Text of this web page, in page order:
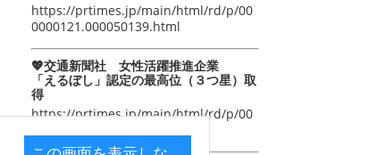
https://prtimes.jp/main/html/rd/p/00
0000121.000050139.html
💖交通新聞社 女性活躍推進企業
「えるぼし」認定の最高位（３つ星）取
得
https://prtimes.jp/main/html/rd/p/00